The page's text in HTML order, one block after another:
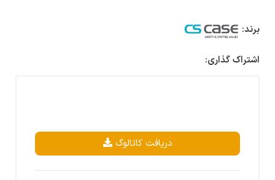
برند:
اشتراک گذاری:
دریافت کاتالوگ